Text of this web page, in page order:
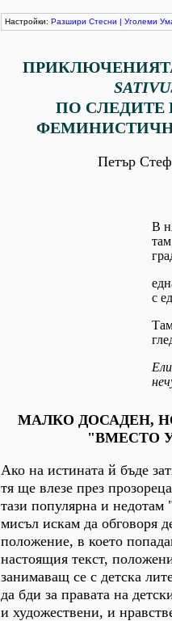
Настройки: Разшири Стесни | Уголеми
ПО СЛЕДИТЕ
Петър
В
с
МАЛКО ДОСАДЕН,
"ВМЕСТО
Ако на истината й бъде
тя ще влезе през
тази популярна и недотам
мисъл искам да обговоря
положение, в което
настоящия текст,
занимаващ се с детска
да бди за правата на
и художествени, и